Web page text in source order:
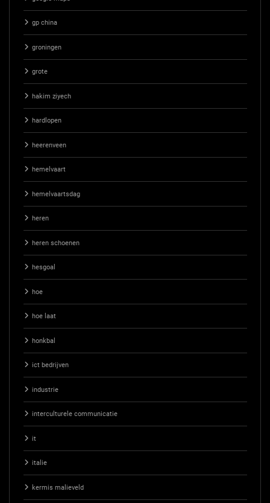
gp china
groningen
grote
hakim ziyech
hardlopen
heerenveen
hemelvaart
hemelvaartsdag
heren
heren schoenen
hesgoal
hoe
hoe laat
honkbal
ict bedrijven
industrie
interculturele communicatie
it
italie
kermis malieveld